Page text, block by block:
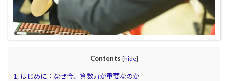
Contents [hide]
1. はじめに：なぜ今、算数力が重要なのか